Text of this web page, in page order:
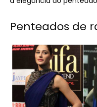
Penteados de